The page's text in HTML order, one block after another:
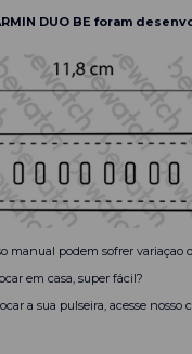
DUO BE foram
manual podem sofrer
em casa, super fácil?
a sua pulseira, acesse nosso